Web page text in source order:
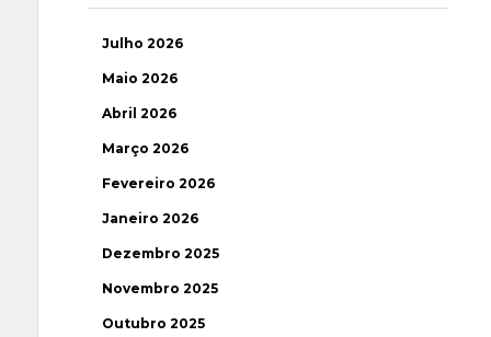
Julho 2026
Maio 2026
Abril 2026
Março 2026
Fevereiro 2026
Janeiro 2026
Dezembro 2025
Novembro 2025
Outubro 2025